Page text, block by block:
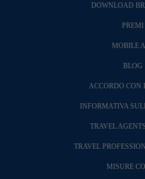
DOWNLOAD
PREMI
MOBILE
BLOG
ACCORDO CON
INFORMATIVA
TRAVEL
TRAVEL
MISURE